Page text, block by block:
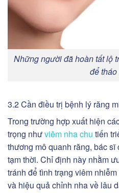
Những người đã hoàn tất lộ
để
3.2 Cần điều trị bệnh lý răng
Trong trường hợp xuất hiện
trọng nhưviêm nha chu tiến
thương mô quanh răng, bác
tạm thời. Chỉ định này nhằm
tránh để tình trạng viêm
và hiệu quả chỉnh nha về lâu